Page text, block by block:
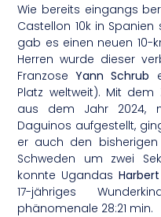
Wie bereits eingangs
Castellon 10k in
gab es einen neuen 10-
Herren wurde dieser
FranzoseYann Schrub
Platz weltweit). Mit dem
aus dem Jahr 2024,
Daguinos aufgestellt,
er auch den bisherigen
Schweden um zwei
konnte Ugandas
17-jähriges
phänomenale 28:21 min.